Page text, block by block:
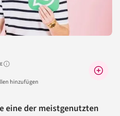
Warum lohnt sich das?
hinzufügen
eine der meistgenutzten